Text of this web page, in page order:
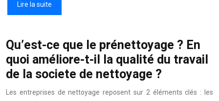
Lire la suite
Qu’est-ce que le prénettoyage ? En
quoi améliore-t-il la qualité du travail
de la societe de nettoyage ?
Les entreprises de nettoyage reposent sur 2 éléments clés : les